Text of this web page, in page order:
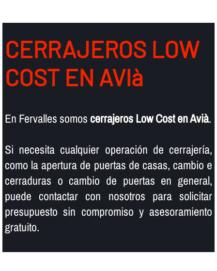
CERRAJEROS LOW
COST EN AVIà
En Fervalles somoscerrajeros Low Cost en Avià.
Si necesita cualquier operación de cerrajerí­a,
como la apertura de puertas de casas, cambio e
cerraduras o cambio de puertas en general,
puede contactar con nosotros para solicitar
presupuesto sin compromiso y asesoramiento
gratuito.